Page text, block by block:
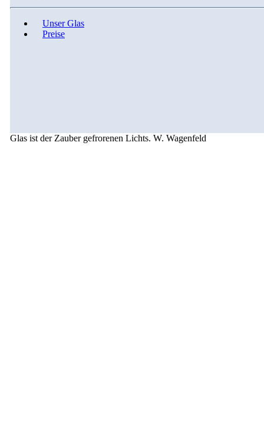
Unser Glas
Preise
Glas ist der Zauber gefrorenen Lichts. W. Wagenfeld